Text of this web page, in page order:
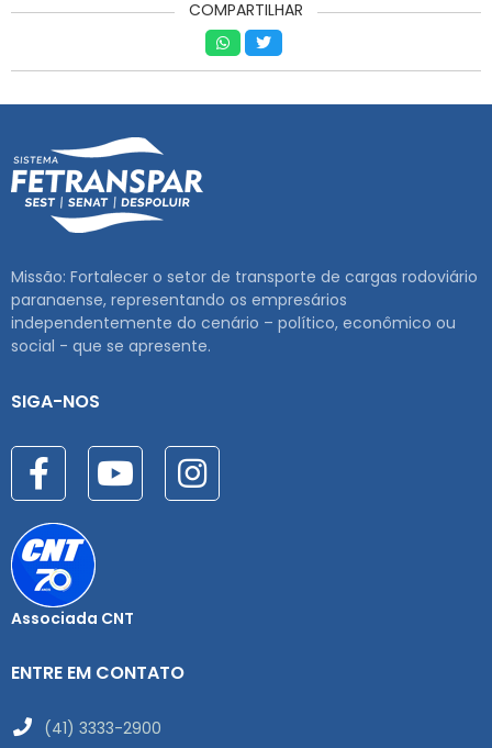
COMPARTILHAR
Missão: Fortalecer o setor de transporte de cargas rodoviário
paranaense, representando os empresários
independentemente do cenário – político, econômico ou
social - que se apresente.
SIGA-NOS
Associada CNT
ENTRE EM CONTATO
(41) 3333-2900